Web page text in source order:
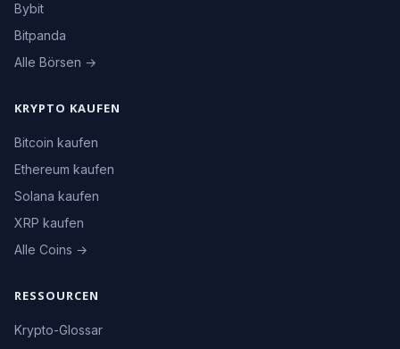
Bybit
Bitpanda
Alle Börsen →
KRYPTO KAUFEN
Bitcoin kaufen
Ethereum kaufen
Solana kaufen
XRP kaufen
Alle Coins →
RESSOURCEN
Krypto-Glossar